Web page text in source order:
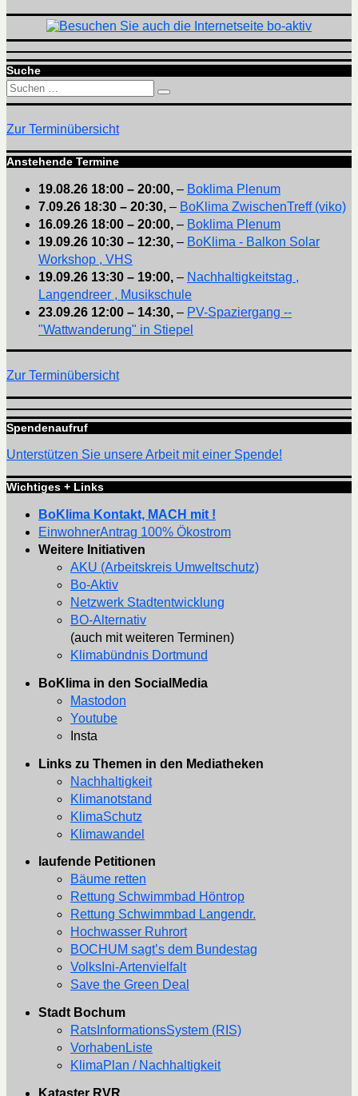
Suche
Suchen
nach:
Suchen
Zur Terminübersicht
Anstehende Termine
19.08.26 18:00 – 20:00, – Boklima Plenum
7.09.26 18:30 – 20:30, – BoKlima ZwischenTreff (viko)
16.09.26 18:00 – 20:00, – Boklima Plenum
19.09.26 10:30 – 12:30, – BoKlima - Balkon Solar
Workshop , VHS
19.09.26 13:30 – 19:00, – Nachhaltigkeitstag ,
Langendreer , Musikschule
23.09.26 12:00 – 14:30, – PV-Spaziergang --
"Wattwanderung" in Stiepel
Zur Terminübersicht
Spendenaufruf
Unterstützen Sie unsere Arbeit mit einer Spende!
Wichtiges + Links
BoKlima Kontakt, MACH mit !
EinwohnerAntrag 100% Ökostrom
Weitere Initiativen
AKU (Arbeitskreis Umweltschutz)
Bo-Aktiv
Netzwerk Stadtentwicklung
BO-Alternativ
(auch mit weiteren Terminen)
Klimabündnis Dortmund
BoKlima in den SocialMedia
Mastodon
Youtube
Insta
Links zu Themen in den Mediatheken
Nachhaltigkeit
Klimanotstand
KlimaSchutz
Klimawandel
laufende Petitionen
Bäume retten
Rettung Schwimmbad Höntrop
Rettung Schwimmbad Langendr.
Hochwasser Ruhrort
BOCHUM sagt’s dem Bundestag
VolksIni-Artenvielfalt
Save the Green Deal
Stadt Bochum
RatsInformationsSystem (RIS)
VorhabenListe
KlimaPlan / Nachhaltigkeit
Kataster RVR